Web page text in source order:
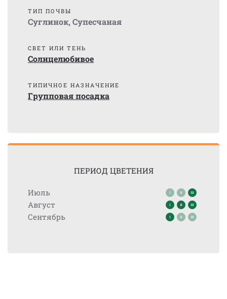
ТИП ПОЧВЫ
Суглинок, Супесчаная
СВЕТ ИЛИ ТЕНЬ
Солнцелюбивое
ТИПИЧНОЕ НАЗНАЧЕНИЕ
Групповая посадка
ПЕРИОД ЦВЕТЕНИЯ
Июль
Август
Сентябрь